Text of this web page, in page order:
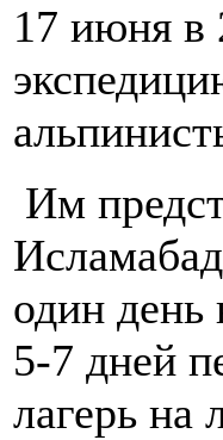
17 июня в
Им
один день
5-7 дней
лагерь на